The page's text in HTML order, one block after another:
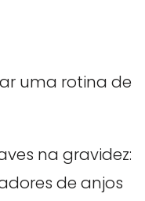
uma rotina de
na gravidez:
de anjos